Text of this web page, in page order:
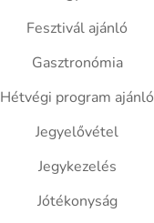
Fesztivál ajánló
Gasztronómia
Hétvégi program ajánló
Jegyelővétel
Jegykezelés
Jótékonyság